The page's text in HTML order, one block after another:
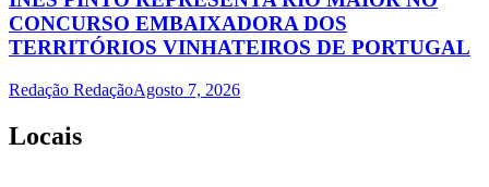
CONCURSO EMBAIXADORA DOS
TERRITÓRIOS VINHATEIROS DE PORTUGAL
Redação RedaçãoAgosto 7, 2026
Locais